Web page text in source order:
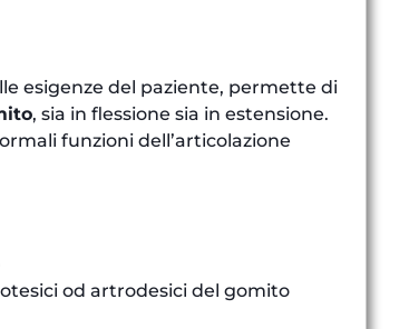
esigenze del paziente, permette di
, sia in flessione sia in estensione.
funzioni dell’articolazione
od artrodesici del gomito